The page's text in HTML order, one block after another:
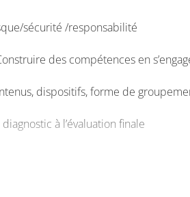
sécurité /responsabilité
des compétences en
dispositifs, forme de
diagnostic à l’évaluation finale